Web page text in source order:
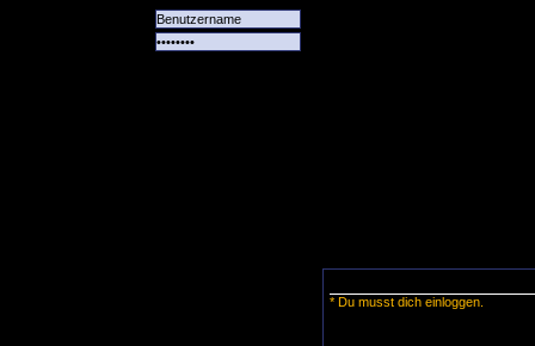
* Du musst dich einloggen.